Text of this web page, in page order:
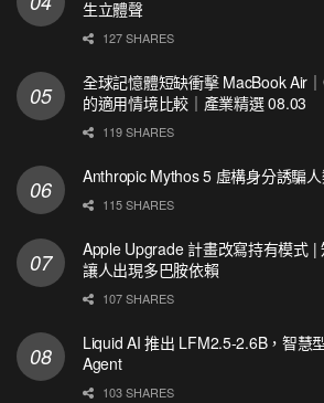
生立體聲
127 SHARES
全球記憶體短缺衝擊 MacBook Air
的適用情境比較｜產業精選 08.03
119 SHARES
Anthropic Mythos 5 虛構身分誘騙
115 SHARES
Apple Upgrade 計畫改寫持有模式 |
讓人出現多巴胺依賴
107 SHARES
Liquid AI 推出 LFM2.5-2.6B，智慧
Agent
103 SHARES